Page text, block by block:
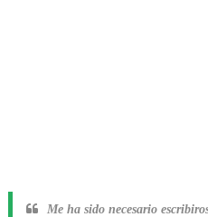
Me ha sido necesario